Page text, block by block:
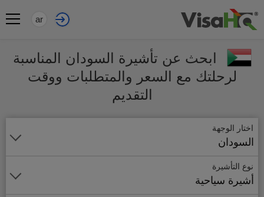
ar
ابحث عن تأشيرة السودان المناسبة
لرحلتك مع السعر والمتطلبات ووقت
التقديم
اختار الوجهة
السودان
نوع التأشيرة
أشيرة سياحية